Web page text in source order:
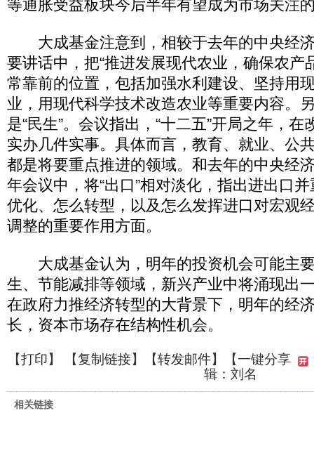
等通胀受益板块今后半年有望成为市场关注
大成基金注意到，相较于去年的中央经
要讲话中，把“推进发展现代农业，确保农产
常靠前的位置，包括加强水利建设、坚持用
业，用现代科学技术改造农业等重要内容。
是“民生”。会议指出，“十二五”开局之年，
实办几件实事。具体而言，教育、就业、公
都是将要重点推进的领域。和去年的中央经
年会议中，将“出口”相对淡化，指出进出口
优化、怎么转型，以及怎么发挥进口对宏观
调整的重要作用方面。
大成基金认为，明年的投资机会可能主
生、节能减排等领域，新兴产业中将涌现出
在政府力推经济转型的大背景下，明年的经
长，资本市场存在结构性机会。
【打印】 【复制链接】【转发邮件】
【一键分享
辑：刘名
相关链接